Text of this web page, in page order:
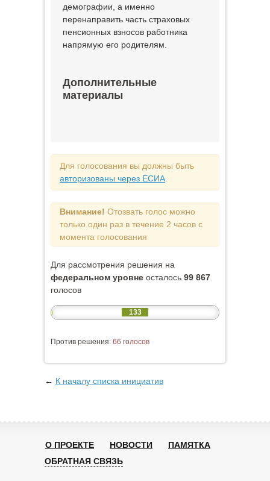
демографии, а именно
перенаправить часть страховых
пенсионных взносов работника
напрямую его родителям.
Дополнительные
материалы
Для голосования вы должны быть
авторизованы через ЕСИА
Внимание! Отозвать голос можно
только один раз в течение 2 часов с
момента голосования
Для рассмотрения решения на
федеральном уровне осталось 99 867
голосов
133
Против решения: 66 голосов
← К началу списка инициатив
О ПРОЕКТЕ НОВОСТИ
ПАМЯТКА
ОБРАТНАЯ СВЯЗЬ